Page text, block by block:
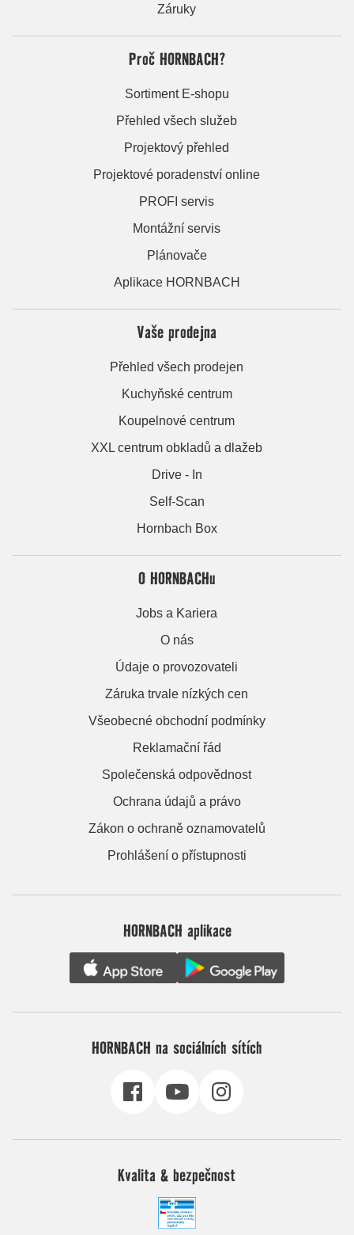
Záruky
Proč HORNBACH?
Sortiment E-shopu
Přehled všech služeb
Projektový přehled
Projektové poradenství online
PROFI servis
Montážní servis
Plánovače
Aplikace HORNBACH
Vaše prodejna
Přehled všech prodejen
Kuchyňské centrum
Koupelnové centrum
XXL centrum obkladů a dlažeb
Drive - In
Self-Scan
Hornbach Box
O HORNBACHu
Jobs a Kariera
O nás
Údaje o provozovateli
Záruka trvale nízkých cen
Všeobecné obchodní podmínky
Reklamační řád
Společenská odpovědnost
Ochrana údajů a právo
Zákon o ochraně oznamovatelů
Prohlášení o přístupnosti
HORNBACH aplikace
HORNBACH na sociálních sítích
Kvalita & bezpečnost